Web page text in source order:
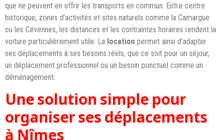
que ne peuvent en offrir les transports en commun. Entre centre
historique, zones d’activités et sites naturels comme la Camargue
ou les Cévennes, les distances et les contraintes horaires rendent la
voiture particulièrement utile. La location permet ainsi d’adapter
ses déplacements à ses besoins réels, que ce soit pour un séjour,
un déplacement professionnel ou un besoin ponctuel comme un
déménagement.
Une solution simple pour
organiser ses déplacements
à Nîmes